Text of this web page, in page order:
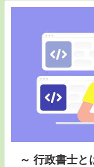
～ 行政書士と